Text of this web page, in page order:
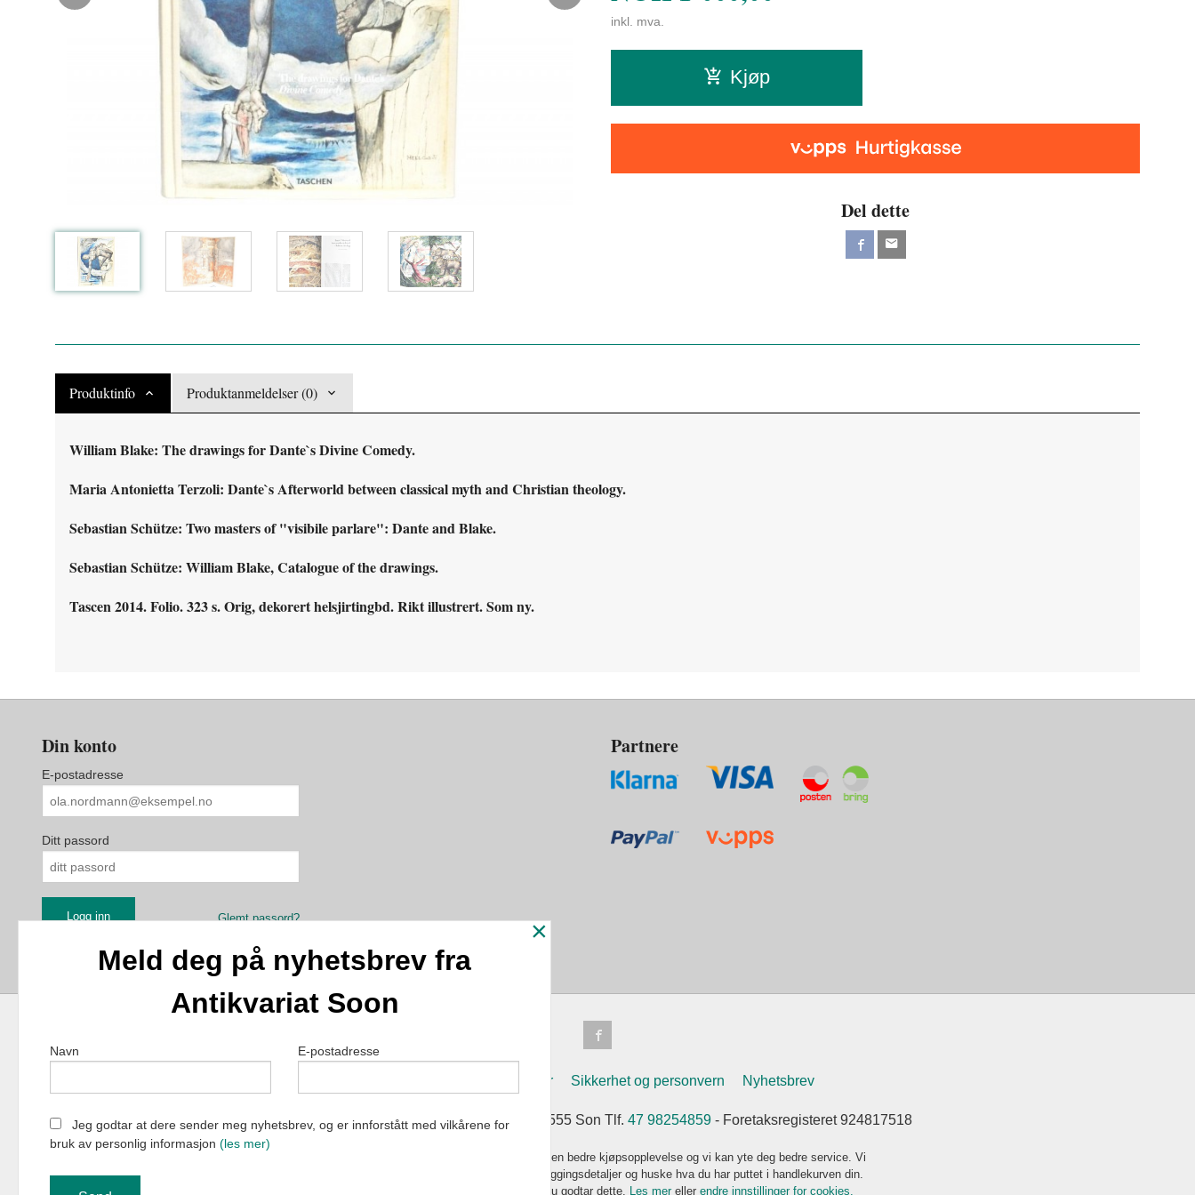
inkl. mva.
Kjøp
Del dette
Produktinfo Produktanmeldelser (0)
William Blake: The drawings for Dante`s Divine Comedy.
Maria Antonietta Terzoli: Dante`s Afterworld between classical myth and Christian theology.
Sebastian Schütze: Two masters of "visibile parlare": Dante and Blake.
Sebastian Schütze: William Blake, Catalogue of the drawings.
Tascen 2014. Folio. 323 s. Orig, dekorert helsjirtingbd. Rikt illustrert. Som ny.
Din konto
E-postadresse
Ditt passord
Glemt passord?
Partnere
Kjøpsbetingelser Sikkerhet og personvern Nyhetsbrev
Antikvariat Soon Soleifaret 12 1555 Son 1555 Son Tlf. 47 98254859- Foretaksregisteret 924817518
Vår nettbutikk bruker cookies slik at du får en bedre kjøpsopplevelse og vi kan yte deg bedre service. Vi
bruker cookies hovedsaklig til å lagre innloggingsdetaljer og huske hva du har puttet i handlekurven din.
Fortsett å bruke siden som normalt om du godtar dette. Les mer eller endre innstillinger for cookies.
×
Meld deg på nyhetsbrev fra
Antikvariat Soon
Navn E-postadresse
Jeg godtar at dere sender meg nyhetsbrev, og er innforstått med vilkårene for
bruk av personlig informasjon (les mer)